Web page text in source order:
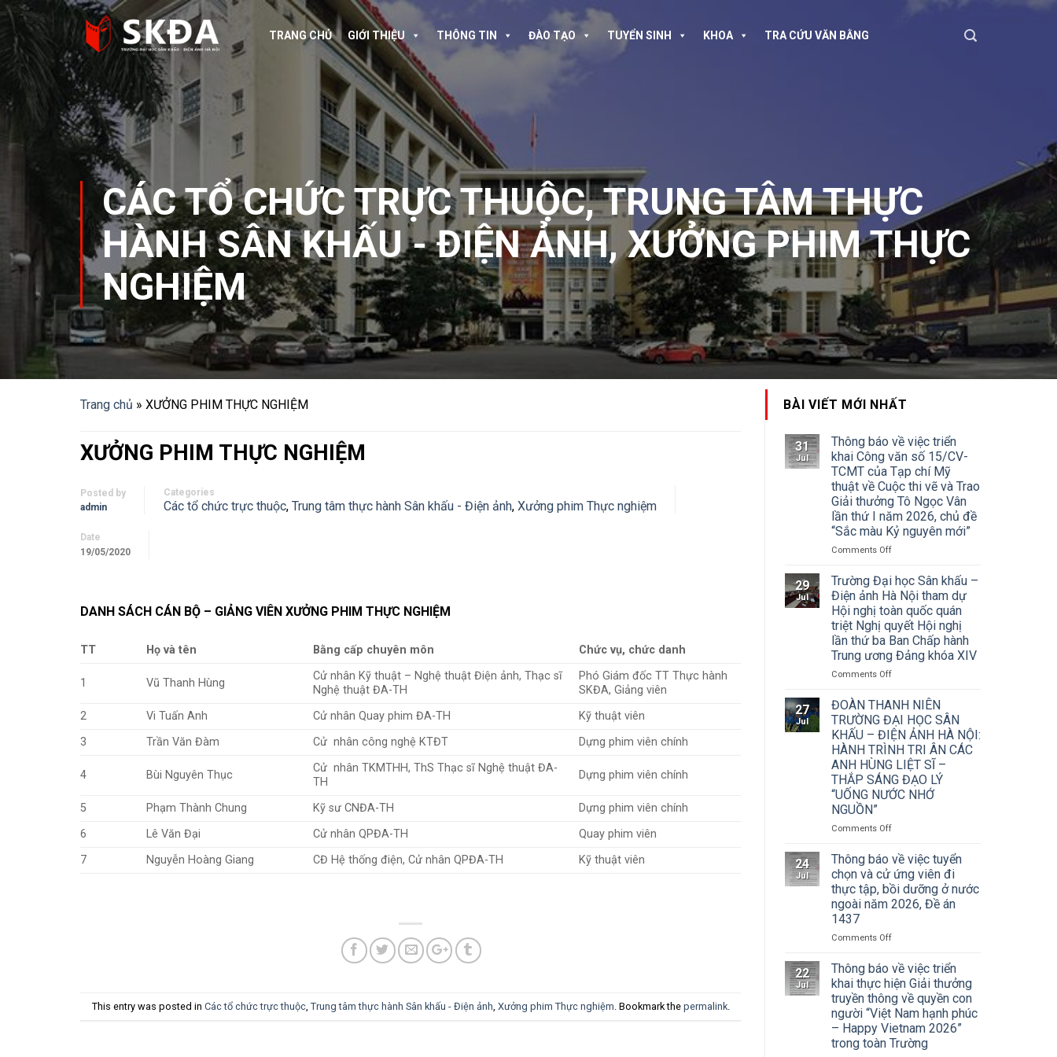
Skip
content
TRANG CHỦ GIỚI THIỆU THÔNG TIN ĐÀO TẠO TUYỂN SINH KHOA TRA CỨU VĂN BẰNG
CÁC TỔ CHỨC TRỰC THUỘC,TRUNG TÂM THỰC
HÀNH SÂN KHẤU - ĐIỆN ẢNH,XƯỞNG PHIM THỰC
NGHIỆM
Trang chủ » XƯỞNG PHIM THỰC NGHIỆM
XƯỞNG PHIM THỰC NGHIỆM
Posted by
admin
Categories
Các tổ chức trực thuộc, Trung tâm thực hành Sân khấu - Điện ảnh, Xưởng phim Thực nghiệm
Date
19/05/2020
DANH SÁCH CÁN BỘ – GIẢNG VIÊN XƯỞNG PHIM THỰC NGHIỆM
TT Họ và tên Bằng cấp chuyên môn Chức vụ, chức danh
1 Vũ Thanh Hùng
Cử nhân Kỹ thuật – Nghệ thuật Điện ảnh, Thạc sĩ
Nghệ thuật ĐA-TH
Phó Giám đốc TT Thực hành
SKĐA, Giảng viên
2
Vi Tuấn Anh Cử nhân Quay phim ĐA-TH
Kỹ thuật viên
3
Trần Văn Đàm Cử nhân công nghệ KTĐT Dựng phim viên chính
4 Bùi Nguyên Thục
Cử nhân TKMTHH, ThS Thạc sĩ Nghệ thuật ĐA-
TH
Dựng phim viên chính
5 Phạm Thành Chung Kỹ sư CNĐA-TH
Dựng phim viên chính
6
Lê Văn Đại Cử nhân QPĐA-TH
Quay phim viên
7
Nguyễn Hoàng Giang CĐ Hệ thống điện, Cử nhân QPĐA-TH Kỹ thuật viên
This entry was posted in Các tổ chức trực thuộc, Trung tâm thực hành Sân khấu - Điện ảnh Xưởng phim Thực nghiệm . Bookmark the permalink.
BÀI VIẾT MỚI NHẤT
31
Jul
Thông báo về việc triển
khai Công văn số 15/CV-
TCMT của Tạp chí Mỹ
thuật về Cuộc thi vẽ và Trao
Giải thưởng Tô Ngọc Vân
lần thứ I năm 2026, chủ đề
“Sắc màu Kỷ nguyên mới”
Comments Offon
báo
về
việc
triển
khai
Công
văn
số
của
Tạp
chí
Mỹ
thuật
về
Cuộc
thi
và
Giải
thưởng
Tô
Ngọc
Vân
thứ
năm
2026,
chủ
đề
“Sắc
màu
Kỷ
29
Jul
Trường Đại học Sân khấu –
Điện ảnh Hà Nội tham dự
Hội nghị toàn quốc quán
triệt Nghị quyết Hội nghị
lần thứ ba Ban Chấp hành
Trung ương Đảng khóa XIV
Comments Offon
Đại
học
Sân
khấu
–
Điện
ảnh
Hà
nghị
toàn
quốc
quán
nghị
lần
thứ
ba
Ban
Chấp
hành
27
Jul
ĐOÀN THANH NIÊN
TRƯỜNG ĐẠI HỌC SÂN
KHẤU – ĐIỆN ẢNH HÀ NỘI:
HÀNH TRÌNH TRI ÂN CÁC
ANH HÙNG LIỆT SĨ –
THẮP SÁNG ĐẠO LÝ
“UỐNG NƯỚC NHỚ
NGUỒN”
Comments Offon
THANH
NIÊN
TRƯỜNG
ĐẠI
HỌC
KHẤU
ĐIỆN
ẢNH
HÀ
NỘI:
HÀNH
TRÌNH
TRI
24
Jul
Thông báo về việc tuyển
chọn và cử ứng viên đi
thực tập, bồi dưỡng ở nước
ngoài năm 2026, Đề án
1437
Comments Offon
báo
về
việc
tuyển
chọn
và
cử
22
Jul
Thông báo về việc triển
khai thực hiện Giải thưởng
truyền thông về quyền con
người “Việt Nam hạnh phúc
– Happy Vietnam 2026”
trong toàn Trường